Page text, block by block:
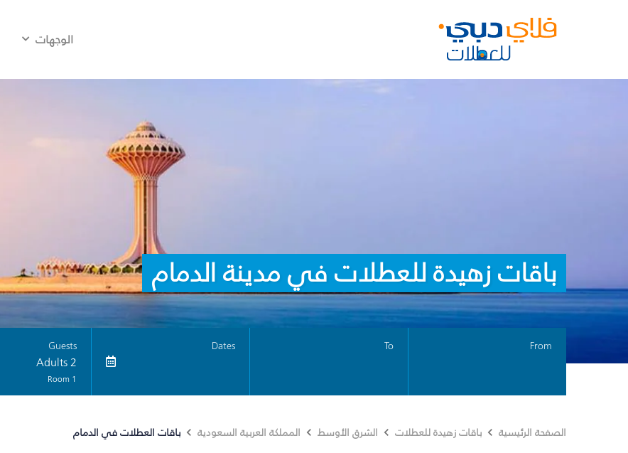
الوجهات
باقات زهيدة للعطلات في مدينة الدمام
From
To
Dates
Guests
2 Adults
1 Room
الصفحة الرئيسية باقات زهيدة للعطلات الشرق الأوسط المملكة العربية السعودية باقات العطلات في الدمام